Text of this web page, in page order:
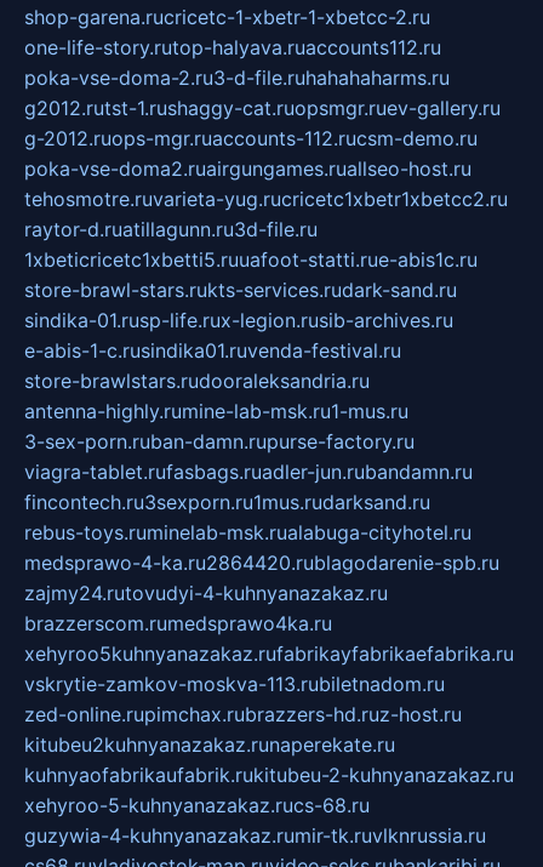
shop-garena.rucricetc-1-xbetr-1-xbetcc-2.ru
one-life-story.rutop-halyava.ruaccounts112.ru
poka-vse-doma-2.ru3-d-file.ruhahahaharms.ru
g2012.rutst-1.rushaggy-cat.ruopsmgr.ruev-gallery.ru
g-2012.ruops-mgr.ruaccounts-112.rucsm-demo.ru
poka-vse-doma2.ruairgungames.ruallseo-host.ru
tehosmotre.ruvarieta-yug.rucricetc1xbetr1xbetcc2.ru
raytor-d.ruatillagunn.ru3d-file.ru
1xbeticricetc1xbetti5.ruuafoot-statti.rue-abis1c.ru
store-brawl-stars.rukts-services.rudark-sand.ru
sindika-01.rusp-life.rux-legion.rusib-archives.ru
e-abis-1-c.rusindika01.ruvenda-festival.ru
store-brawlstars.rudooraleksandria.ru
antenna-highly.rumine-lab-msk.ru1-mus.ru
3-sex-porn.ruban-damn.rupurse-factory.ru
viagra-tablet.rufasbags.ruadler-jun.rubandamn.ru
fincontech.ru3sexporn.ru1mus.rudarksand.ru
rebus-toys.ruminelab-msk.rualabuga-cityhotel.ru
medsprawo-4-ka.ru2864420.rublagodarenie-spb.ru
zajmy24.rutovudyi-4-kuhnyanazakaz.ru
brazzerscom.rumedsprawo4ka.ru
xehyroo5kuhnyanazakaz.rufabrikayfabrikaefabrika.ru
vskrytie-zamkov-moskva-113.rubiletnadom.ru
zed-online.rupimchax.rubrazzers-hd.ruz-host.ru
kitubeu2kuhnyanazakaz.runaperekate.ru
kuhnyaofabrikaufabrik.rukitubeu-2-kuhnyanazakaz.ru
xehyroo-5-kuhnyanazakaz.rucs-68.ru
guzywia-4-kuhnyanazakaz.rumir-tk.ruvlknrussia.ru